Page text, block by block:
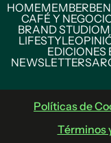
HOMEMEMBER
CAFÉ Y
BRAND STUDIO
LIFESTYLE
EDICIONES
NEWSLETTERS
Políticas de
Términos